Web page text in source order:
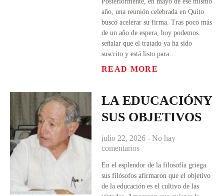
año, una reunión celebrada en Quito
buscó acelerar su firma. Tras poco más
de un año de espera, hoy podemos
señalar que el tratado ya ha sido
suscrito y está listo para…
READ MORE
LA EDUCACIÓNY
SUS OBJETIVOS
julio 22, 2026 No hay
comentarios
En el esplendor de la filosofía griega
sus filósofos afirmaron que el objetivo
de la educación es el cultivo de las